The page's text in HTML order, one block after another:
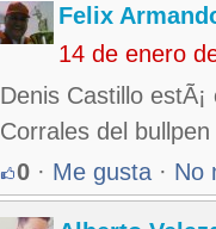
Felix
14 de enero
Denis Castillo
Corrales del
0 · Me gusta · No